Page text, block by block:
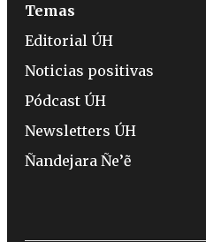
Temas
Editorial ÚH
Noticias positivas
Pódcast ÚH
Newsletters ÚH
Ñandejara Ñe’ẽ